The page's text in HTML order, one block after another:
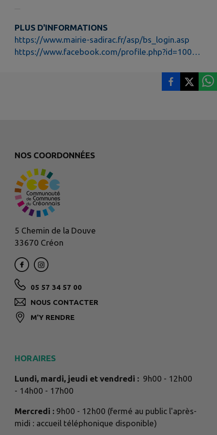
PLUS D'INFORMATIONS
https://www.mairie-sadirac.fr/asp/bs_login.asp
https://www.facebook.com/profile.php?id=100057701377939
NOS COORDONNÉES
5 Chemin de la Douve
33670 Créon
05 57 34 57 00
NOUS CONTACTER
M'Y RENDRE
HORAIRES
Lundi, mardi, jeudi et vendredi : 9h00 - 12h00
- 14h00 - 17h00
Mercredi : 9h00 - 12h00 (fermé au public l'après-
midi : accueil téléphonique disponible)